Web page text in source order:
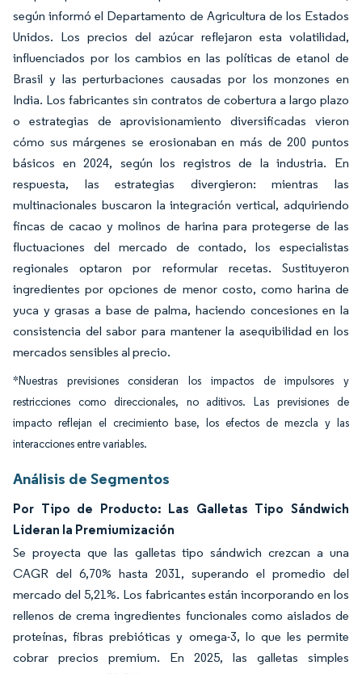
según informó el Departamento de Agricultura de los Estados
Unidos. Los precios del azúcar reflejaron esta volatilidad,
influenciados por los cambios en las políticas de etanol de
Brasil y las perturbaciones causadas por los monzones en
India. Los fabricantes sin contratos de cobertura a largo plazo
o estrategias de aprovisionamiento diversificadas vieron
cómo sus márgenes se erosionaban en más de 200 puntos
básicos en 2024, según los registros de la industria. En
respuesta, las estrategias divergieron: mientras las
multinacionales buscaron la integración vertical, adquiriendo
fincas de cacao y molinos de harina para protegerse de las
fluctuaciones del mercado de contado, los especialistas
regionales optaron por reformular recetas. Sustituyeron
ingredientes por opciones de menor costo, como harina de
yuca y grasas a base de palma, haciendo concesiones en la
consistencia del sabor para mantener la asequibilidad en los
mercados sensibles al precio.
*Nuestras previsiones consideran los impactos de impulsores y
restricciones como direccionales, no aditivos. Las previsiones de
impacto reflejan el crecimiento base, los efectos de mezcla y las
interacciones entre variables.
Análisis de Segmentos
Por Tipo de Producto: Las Galletas Tipo Sándwich
Lideran la Premiumización
Se proyecta que las galletas tipo sándwich crezcan a una
CAGR del 6,70% hasta 2031, superando el promedio del
mercado del 5,21%. Los fabricantes están incorporando en los
rellenos de crema ingredientes funcionales como aislados de
proteínas, fibras prebióticas y omega-3, lo que les permite
cobrar precios premium. En 2025, las galletas simples